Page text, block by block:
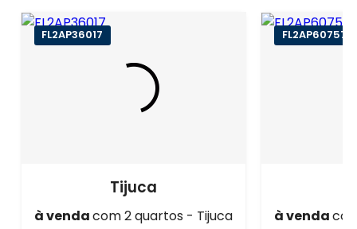
FL2AP36017
Tijuca
à vendacom 2 quartos - Tijuca
FL2AP60757
à venda